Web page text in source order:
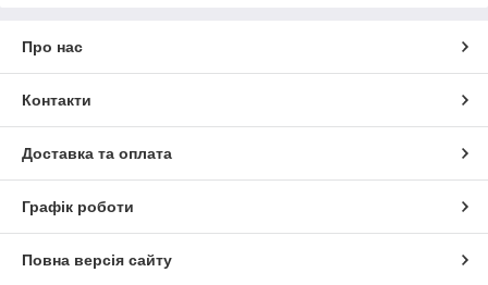
Про нас
Контакти
Доставка та оплата
Графік роботи
Повна версія сайту